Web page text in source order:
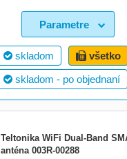
skladom
všetko
skladom - po objednaní
Parametre
Teltonika WiFi Dual-Band
anténa 003R-00288